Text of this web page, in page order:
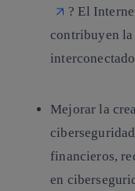
? El
contribuyen la
Mejorar la
financieros,
en